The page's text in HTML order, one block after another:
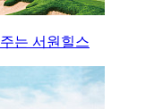
는 서원힐스